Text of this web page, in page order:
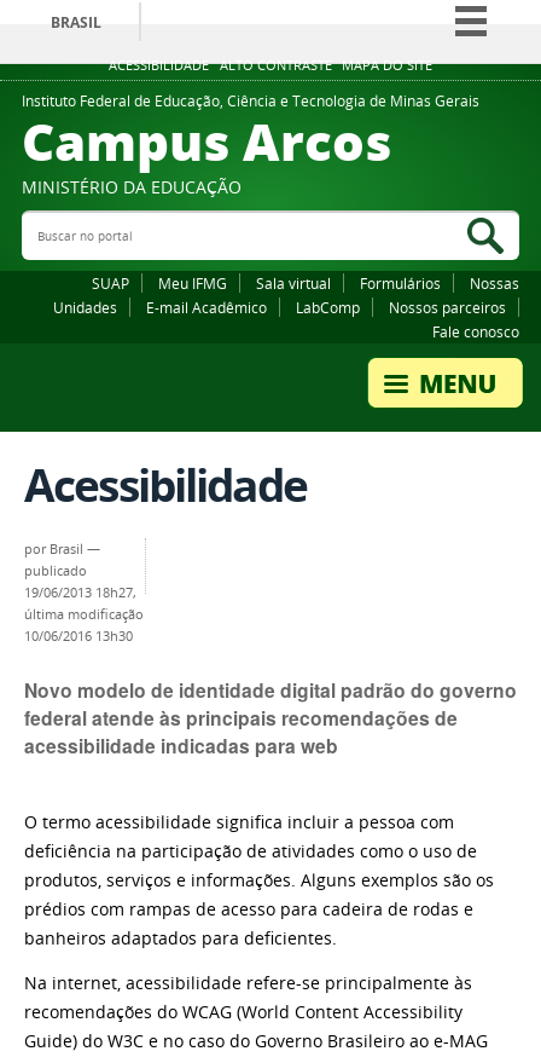
ACESSIBILIDADE ALTO CONTRASTE MAPA DO SITE
BRASIL
Simplifique!
Comunica BR
Participe
Legislação
Instituto Federal de Educação, Ciência e Tecnologia de Minas Gerais
Campus Arcos
MINISTÉRIO DA EDUCAÇÃO
Buscar no portal
SUAP Meu IFMG Sala virtual Formulários
Nossas
Unidades
E-mail Acadêmico LabComp
Nossos parceiros
Fale conosco
Acessibilidade
por Brasil —
publicado
19/06/2013 18h27,
última modificação
10/06/2016 13h30
Novo modelo de identidade digital padrão do governo
federal atende às principais recomendações de
acessibilidade indicadas para web
O termo acessibilidade significa incluir a pessoa com
deficiência na participação de atividades como o uso de
produtos, serviços e informações. Alguns exemplos são os
prédios com rampas de acesso para cadeira de rodas e
banheiros adaptados para deficientes.
Na internet, acessibilidade refere-se principalmente às
recomendações do WCAG (World Content Accessibility
Guide) do W3C e no caso do Governo Brasileiro ao e-MAG